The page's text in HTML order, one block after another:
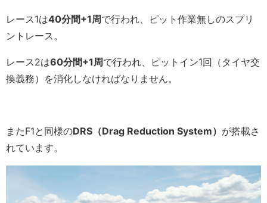
レース1は40分間+1周で行われ、ピット作業無しのスプリ
ントレース。
レース2は60分間+1周で行われ、ピットイン1回（タイヤ交
換義務）を消化しなければなりません。
またF1と同様のDRS（Drag Reduction System） が搭載さ
れています。